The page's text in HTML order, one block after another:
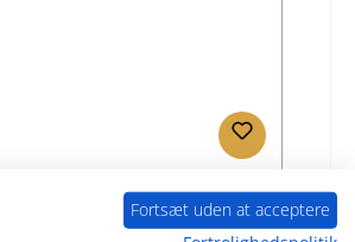
Fortsæt uden at acceptere